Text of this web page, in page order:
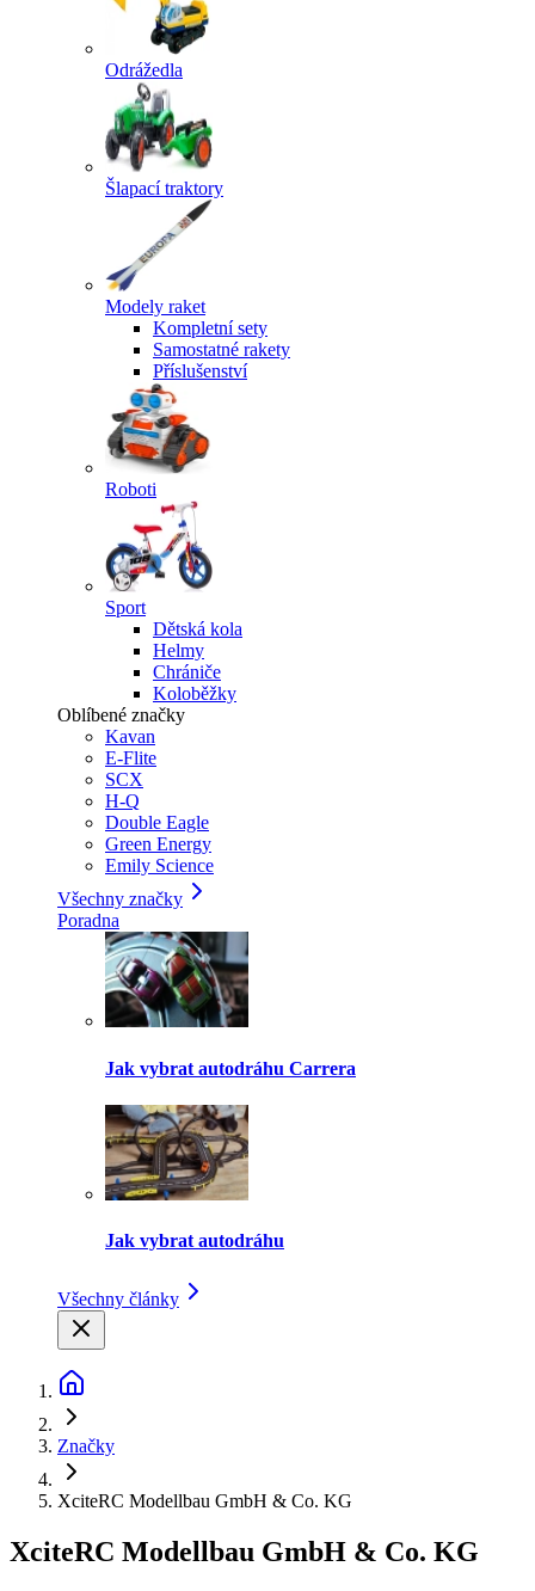
Odrážedla
Šlapací traktory
Modely raket
Kompletní sety
Samostatné rakety
Příslušenství
Roboti
Sport
Dětská kola
Helmy
Chrániče
Koloběžky
Oblíbené značky
Kavan
E-Flite
SCX
H-Q
Double Eagle
Green Energy
Emily Science
Všechny značky
Poradna
Jak vybrat autodráhu Carrera
Jak vybrat autodráhu
Všechny články
Značky
XciteRC Modellbau GmbH & Co. KG
XciteRC Modellbau GmbH & Co. KG